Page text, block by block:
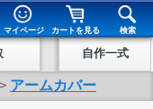
マイページ カートを見る 検索
自作一式
> アームカバー